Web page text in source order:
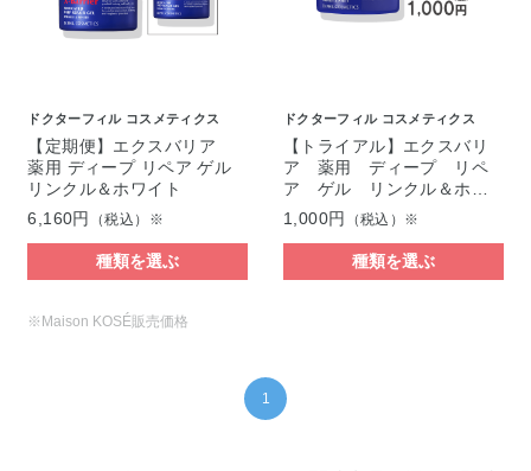
ドクターフィル コスメティクス
【定期便】エクスバリア
薬用 ディープ リペア ゲル
リンクル＆ホワイト
6,160円
（税込）※
種類を選ぶ
ドクターフィル コスメティクス
【トライアル】エクスバリ
ア 薬用 ディープ リペ
ア ゲル リンクル＆ホ…
1,000円
（税込）※
種類を選ぶ
※Maison KOSÉ販売価格
1